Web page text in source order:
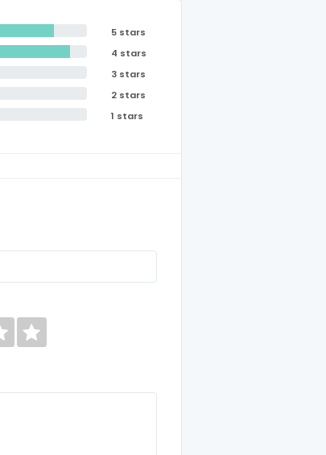
5 stars
4 stars
3 stars
2 stars
1 stars